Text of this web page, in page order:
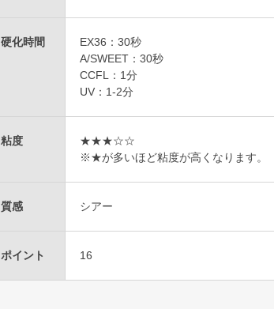
硬化時間
EX36：30秒
A/SWEET：30秒
CCFL：1分
UV：1-2分
粘度
★★★☆☆
※★が多いほど粘度が高くなります。
質感 シアー
ポイント 16